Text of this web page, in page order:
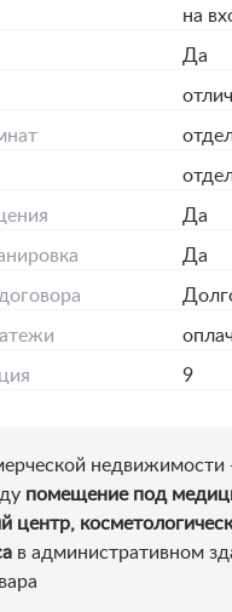
на
Да
Да
Да
9
помещение под
центр,
в административном